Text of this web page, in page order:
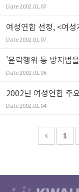
Date2002.01.07
여성연합 선정, <여
Date2002.01.07
'윤락행위 등 방지법
Date2002.01.06
2002년 여성연합 주
Date2002.01.04
1